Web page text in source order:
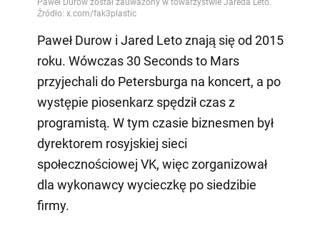
Paweł Durow i Jared Leto znają się od 2015
roku. Wówczas 30 Seconds to Mars
przyjechali do Petersburga na koncert, a po
występie piosenkarz spędził czas z
programistą. W tym czasie biznesmen był
dyrektorem rosyjskiej sieci
społecznościowej VK, więc zorganizował
dla wykonawcy wycieczkę po siedzibie
firmy.